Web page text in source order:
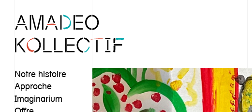
Notre histoire
Approche
Imaginarium